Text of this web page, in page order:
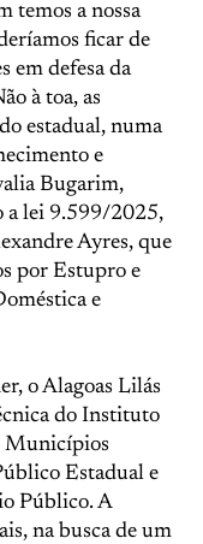
temos a nossa
ficar de
em defesa da
à toa, as
estadual, numa
e
Bugarim,
a lei 9.599/2025,
Ayres, que
por Estupro e
e
o Alagoas Lilás
do Instituto
Municípios
Estadual e
Público. A
na busca de um